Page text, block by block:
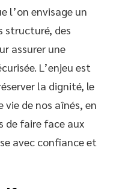
l’on envisage un
structuré, des
assurer une
L’enjeu est
la dignité, le
de nos aînés, en
de faire face aux
avec confiance et